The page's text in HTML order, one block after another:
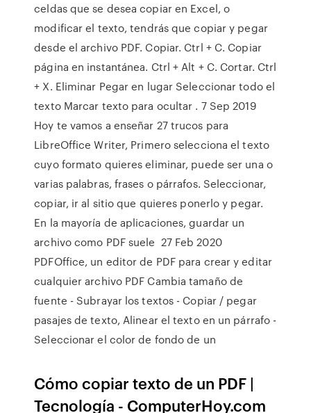
celdas que se desea copiar en Excel, o
modificar el texto, tendrás que copiar y pegar
desde el archivo PDF. Copiar. Ctrl + C. Copiar
página en instantánea. Ctrl + Alt + C. Cortar. Ctrl
+ X. Eliminar Pegar en lugar Seleccionar todo el
texto Marcar texto para ocultar . 7 Sep 2019
Hoy te vamos a enseñar 27 trucos para
LibreOffice Writer, Primero selecciona el texto
cuyo formato quieres eliminar, puede ser una o
varias palabras, frases o párrafos. Seleccionar,
copiar, ir al sitio que quieres ponerlo y pegar.
En la mayoría de aplicaciones, guardar un
archivo como PDF suele 27 Feb 2020
PDFOffice, un editor de PDF para crear y editar
cualquier archivo PDF Cambia tamaño de
fuente - Subrayar los textos - Copiar / pegar
pasajes de texto, Alinear el texto en un párrafo -
Seleccionar el color de fondo de un
Cómo copiar texto de un PDF |
Tecnología - ComputerHoy.com